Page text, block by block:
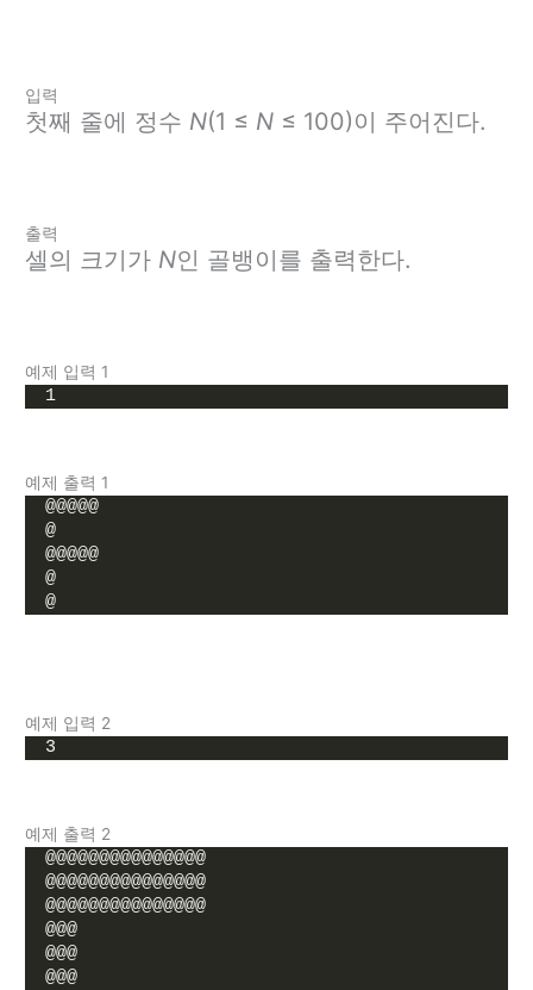
입력
첫째 줄에 정수 N(1 ≤ N ≤ 100)이 주어진다.
출력
셀의 크기가 N인 골뱅이를 출력한다.
예제 입력 1
1
예제 출력 1
@@@@@
@
@@@@@
@
@
예제 입력 2
3
예제 출력 2
@@@@@@@@@@@@@@@
@@@@@@@@@@@@@@@
@@@@@@@@@@@@@@@
@@@
@@@
@@@